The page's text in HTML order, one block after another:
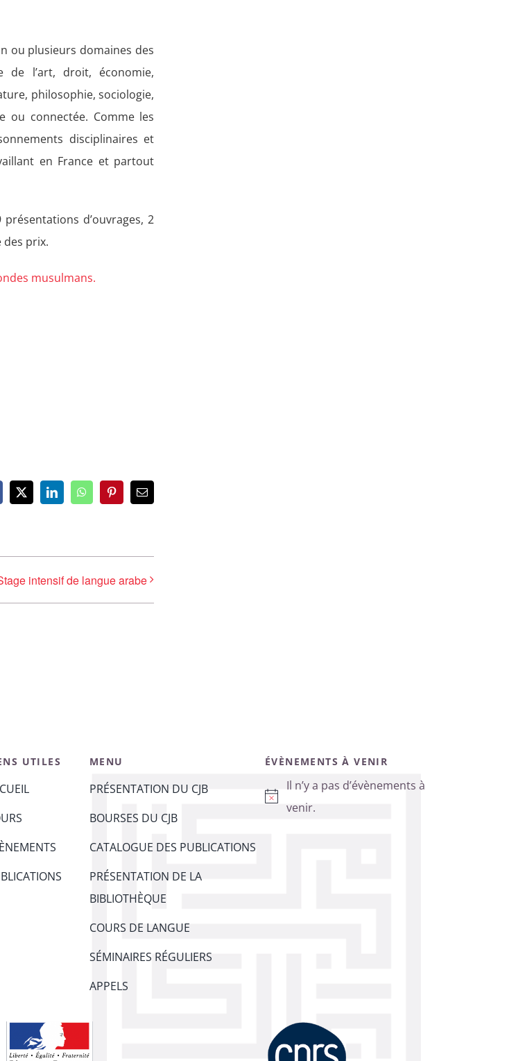
ou plusieurs domaines des
de l’art, droit, économie,
philosophie, sociologie,
ou connectée. Comme les
disciplinaires et
en France et partout
d’ouvrages, 2
des prix.
musulmans.
X LinkedInWhatsAppPinterestEmail
intensif de langue arabe
UTILES MENU
PRÉSENTATION DU CJB
BOURSES DU CJB
CATALOGUE DES PUBLICATIONS
PRÉSENTATION DE LA
BIBLIOTHÈQUE
COURS DE LANGUE
SÉMINAIRES RÉGULIERS
APPELS
ÉVÈNEMENTS À VENIR
Notice
Il n’y a pas d’évènements à
venir.